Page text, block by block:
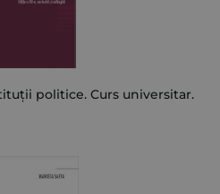
politice. Curs universitar.